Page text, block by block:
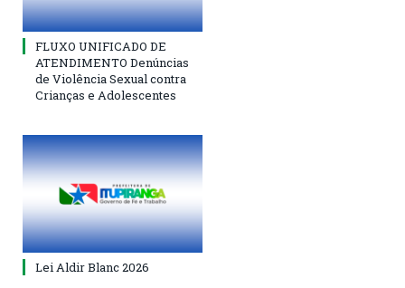
FLUXO UNIFICADO DE
ATENDIMENTO Denúncias
de Violência Sexual contra
Crianças e Adolescentes
Lei Aldir Blanc 2026